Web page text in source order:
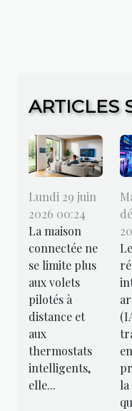
ARTICLES
Lundi 29 juin
2026 00:24
La maison
connectée ne
se limite plus
aux volets
pilotés à
distance et
aux
thermostats
intelligents,
elle...
en
la